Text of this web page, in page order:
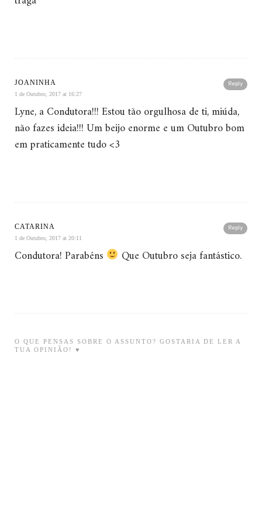
Reply
JOANINHA
1 de Outubro, 2017 at 16:27
Lyne, a Condutora!!! Estou tão orgulhosa de ti, miúda,
não fazes ideia!!! Um beijo enorme e um Outubro bom
em praticamente tudo <3
Reply
CATARINA
1 de Outubro, 2017 at 20:11
Condutora! Parabéns Que Outubro seja fantástico.
O QUE PENSAS SOBRE O ASSUNTO? GOSTARIA DE LER A
TUA OPINIÃO! ♥